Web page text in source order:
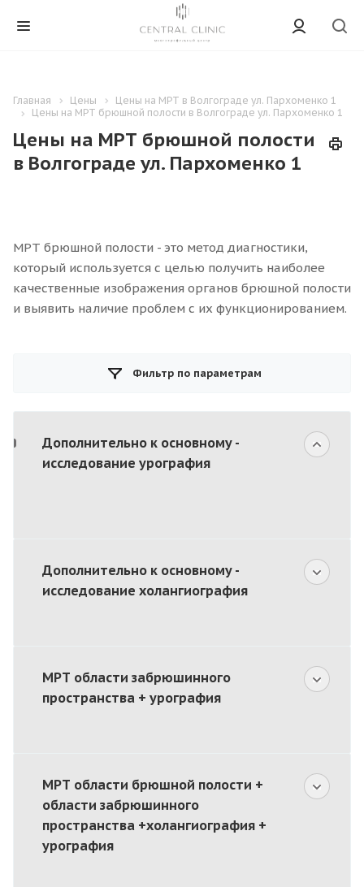
Главная Цены
Цены на МРТ в Волгограде ул. Пархоменко 1
Цены на МРТ брюшной полости в Волгограде ул. Пархоменко 1
Цены на МРТ брюшной полости
в Волгограде ул. Пархоменко 1
МРТ брюшной полости - это метод диагностики,
который используется с целью получить наиболее
качественные изображения органов брюшной полости
и выявить наличие проблем с их функционированием.
Фильтр по параметрам
Дополнительно к основному -
исследование урография
Дополнительно к основному -
исследование холангиография
МРТ области забрюшинного
пространства + урография
МРТ области брюшной полости +
области забрюшинного
пространства +холангиография +
урография